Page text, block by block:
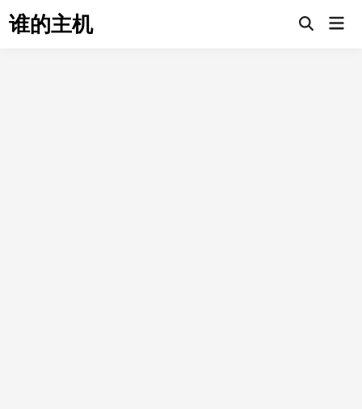
to谁的主机
Open